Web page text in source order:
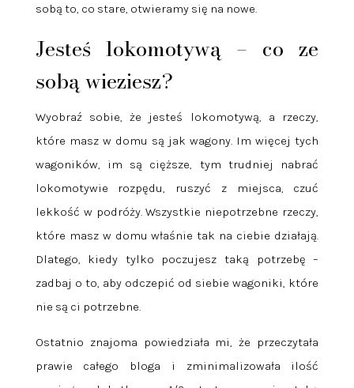
sobą to, co stare, otwieramy się na nowe.
Jesteś lokomotywą – co ze
sobą wieziesz?
Wyobraź sobie, że jesteś lokomotywą, a rzeczy,
które masz w domu są jak wagony. Im więcej tych
wagoników, im są cięższe, tym trudniej nabrać
lokomotywie rozpędu, ruszyć z miejsca, czuć
lekkość w podróży. Wszystkie niepotrzebne rzeczy,
które masz w domu właśnie tak na ciebie działają.
Dlatego, kiedy tylko poczujesz taką potrzebę –
zadbaj o to, aby odczepić od siebie wagoniki, które
nie są ci potrzebne.
Ostatnio znajoma powiedziała mi, że przeczytała
prawie całego bloga i zminimalizowała ilość